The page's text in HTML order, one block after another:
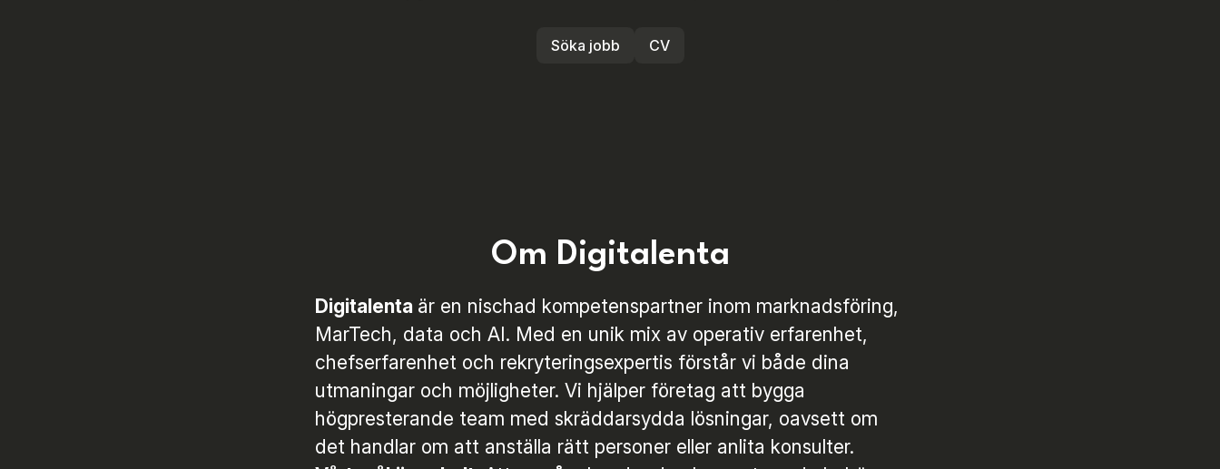
Söka jobb CV
Om Digitalenta
Digitalenta är en nischad kompetenspartner inom marknadsföring,
MarTech, data och AI. Med en unik mix av operativ erfarenhet,
chefserfarenhet och rekryteringsexpertis förstår vi både dina
utmaningar och möjligheter. Vi hjälper företag att bygga
högpresterande team med skräddarsydda lösningar, oavsett om
det handlar om att anställa rätt personer eller anlita konsulter.